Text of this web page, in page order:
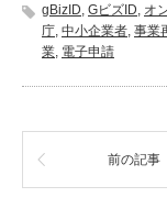
度
中
小
ハ
gBizID GビズID オ
庁 中小企業者 事業
業 電子申請
前の記事